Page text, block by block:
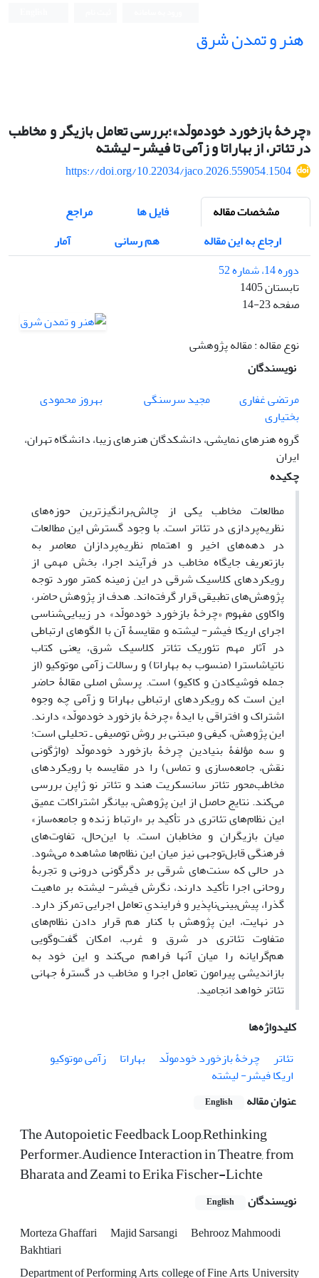
هنر و تمدن شرق
«چرخۀ بازخورد خودمولّد»؛بررسی تعامل بازیگر و مخاطب
در تئاتر، از بهاراتا و زآمی تا فیشر- لیشته
https://doi.org/10.22034/jaco.2026.559054.1504
مشخصات مقاله
فایل ها
مراجع
ارجاع به این مقاله
هم رسانی
آمار
دوره 14، شماره 52
تابستان 1405
صفحه14-23
نوع مقاله : مقاله پژوهشی
نویسندگان
مرتضی غفاری
مجید سرسنگی
بهروز محمودی
بختیاری
گروه هنرهای نمایشی، دانشکدگان هنرهای زیبا، دانشگاه تهران،
ایران
چکیده
مطالعات مخاطب یکی از چالش‌برانگیزترین حوزه‌های
نظریه‌پردازی در تئاتر است. با وجود گسترش این مطالعات
در دهه‌های اخیر و اهتمام نظریه‌پردازان معاصر به
بازتعریف جایگاه مخاطب در فرآیند اجرا، بخش مهمی از
رویکردهای کلاسیک شرقی در این زمینه کمتر مورد توجه
پژوهش‌های تطبیقی قرار گرفته‌اند. هدف از پژوهش حاضر،
واکاوی مفهوم «چرخۀ بازخورد خودمولّد» در زیبایی‌شناسی
اجرای اریکا فیشر-‌ ‌لیشته و مقایسۀ آن با الگوهای ارتباطی
در آثار مهم تئوریک تئاتر کلاسیک شرق، یعنی کتاب
ناتیاشاسترا (منسوب به بهاراتا) و رسالات زآمی موتوکیو (از
جمله فوشیکادن و کاکیو) است. پرسش اصلی مقالۀ حاضر
این است که رویکردهای ارتباطی بهاراتا و زآمی چه وجوه
اشتراک و افتراقی با ایدۀ «چرخۀ بازخورد خودمولّد» دارند.
این پژوهش، کیفی و مبتنی بر روش توصیفی ـ تحلیلی است؛
و سه مؤلفۀ بنیادین چرخۀ بازخورد خودمولّد (واژگونی
نقش، جامعه‌سازی و تماس) را در مقایسه با رویکردهای
مخاطب‌محور تئاتر سانسکریت هند و تئاتر نو ژاپن بررسی
می‌کند. نتایج حاصل از این پژوهش، بیانگر اشتراکات عمیق
این نظام‌های تئاتری در تأکید بر «ارتباط زنده و جامعه‌ساز»
میان بازیگران و مخاطبان است. با این‌حال، تفاوت‌های
فرهنگی قابل‌توجهی نیز میان این نظام‌ها مشاهده می‌شود.
در حالی که سنت‌های شرقی بر دگرگونی درونی و تجربۀ
روحانی اجرا تأکید دارند، نگرش فیشر-‌‌‌ ‌‌‌‌‌‌لیشته بر ماهیت
گذرا، پیش‌بینی‌ناپذیر و فرایندیِ تعامل اجرایی تمرکز دارد.
در نهایت، این پژوهش با کنار هم قرار دادن نظام‌های
متفاوت تئاتری در شرق و غرب، امکان گفت‌وگویی
هم‌گرایانه را میان آنها فراهم می‌کند و این خود به
بازاندیشی پیرامون تعامل اجرا و مخاطب در گسترۀ جهانی
تئاتر خواهد انجامید.
کلیدواژه‌ها
تئاتر
چرخۀ بازخورد خودمولّد بهاراتا
زآمی موتوکیو
اریکا فیشر- لیشته
عنوان مقاله
English
The Autopoietic Feedback Loop,Rethinking
Performer–Audience Interaction in Theatre, from
Bharata and Zeami to Erika Fischer-Lichte
نویسندگان English
Morteza Ghaffari Majid Sarsangi
Behrooz Mahmoodi
Bakhtiari
Department of Performing Arts, college of Fine Arts, University